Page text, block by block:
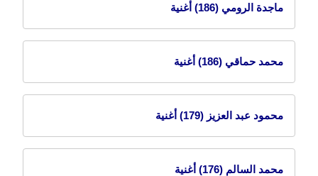
ماجدة الرومي (186) أغنية
محمد حماقي (186) أغنية
محمود عبد العزيز (179) أغنية
محمد السالم (176) أغنية